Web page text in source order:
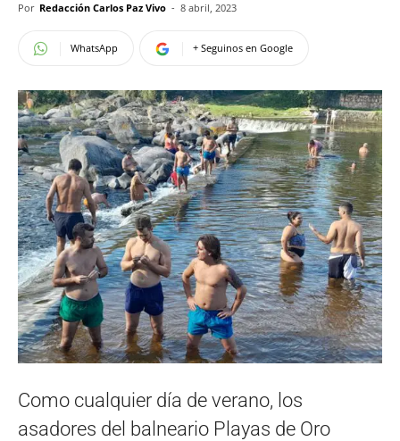
Por Redacción Carlos Paz Vivo - 8 abril, 2023
WhatsApp + Seguinos en Google
Como cualquier día de verano, los
asadores del balneario Playas de Oro